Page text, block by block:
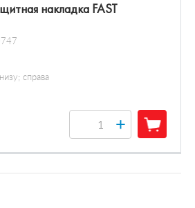
накладка FAST
справа
+